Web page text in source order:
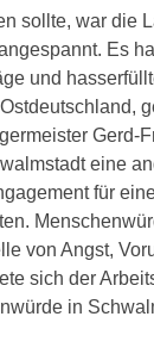
sollte, war die
Es
und
Gerd-
eine
für
von Angst,
sich der
in